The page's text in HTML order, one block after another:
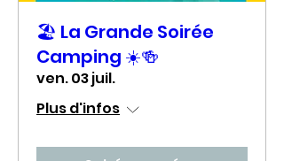
🏖️ La Grande Soirée
Camping ☀️🍻
ven. 03 juil.
Plus d'infos